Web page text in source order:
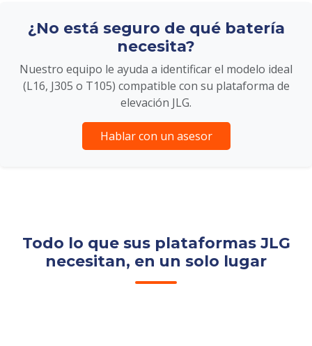
¿No está seguro de qué batería
necesita?
Nuestro equipo le ayuda a identificar el modelo ideal
(L16, J305 o T105) compatible con su plataforma de
elevación JLG.
Hablar con un asesor
Todo lo que sus plataformas JLG
necesitan, en un solo lugar